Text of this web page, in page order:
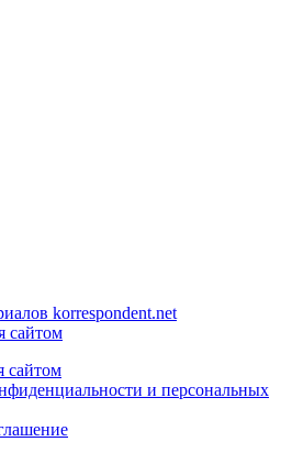
korrespondent.net
сайтом
сайтом
и персональных